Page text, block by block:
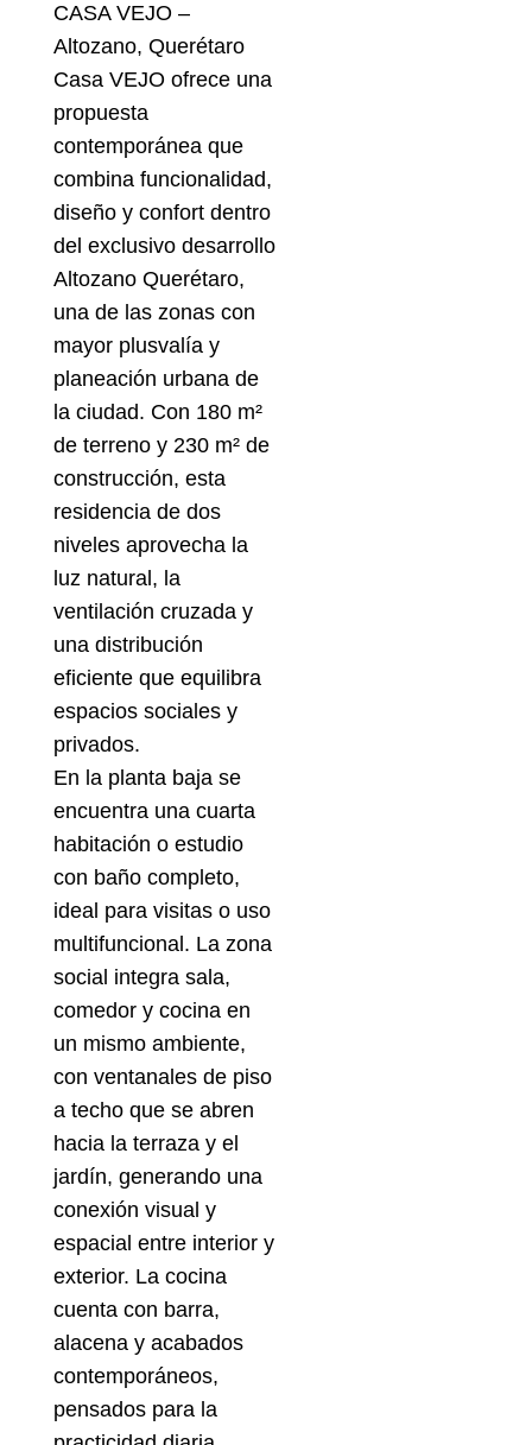
CASA VEJO –
Altozano, Querétaro
Casa VEJO ofrece una
propuesta
contemporánea que
combina funcionalidad,
diseño y confort dentro
del exclusivo desarrollo
Altozano Querétaro,
una de las zonas con
mayor plusvalía y
planeación urbana de
la ciudad. Con 180 m²
de terreno y 230 m² de
construcción, esta
residencia de dos
niveles aprovecha la
luz natural, la
ventilación cruzada y
una distribución
eficiente que equilibra
espacios sociales y
privados.
En la planta baja se
encuentra una cuarta
habitación o estudio
con baño completo,
ideal para visitas o uso
multifuncional. La zona
social integra sala,
comedor y cocina en
un mismo ambiente,
con ventanales de piso
a techo que se abren
hacia la terraza y el
jardín, generando una
conexión visual y
espacial entre interior y
exterior. La cocina
cuenta con barra,
alacena y acabados
contemporáneos,
pensados para la